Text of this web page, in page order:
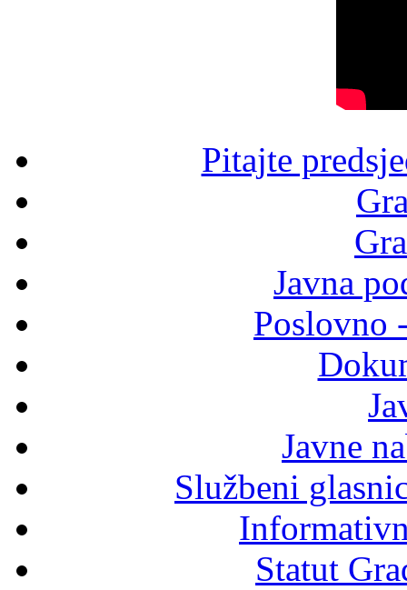
Pitajte
Javna
Poslovno
Javne
Službeni
Statut